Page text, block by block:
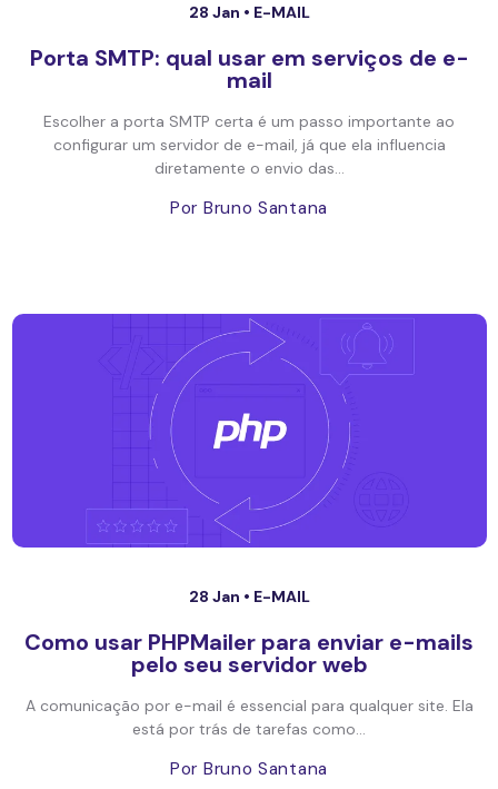
28 Jan • E-MAIL
Porta SMTP: qual usar em serviços de e-
mail
Escolher a porta SMTP certa é um passo importante ao
configurar um servidor de e-mail, já que ela influencia
diretamente o envio das...
Por Bruno Santana
28 Jan • E-MAIL
Como usar PHPMailer para enviar e-mails
pelo seu servidor web
A comunicação por e-mail é essencial para qualquer site. Ela
está por trás de tarefas como...
Por Bruno Santana